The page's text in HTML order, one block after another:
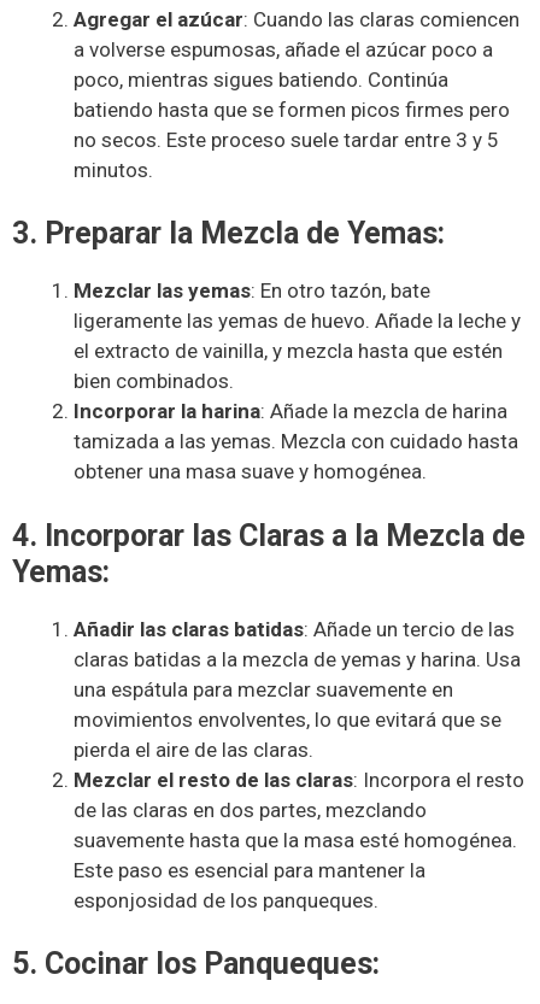
Agregar el azúcar: Cuando las claras comiencen
a volverse espumosas, añade el azúcar poco a
poco, mientras sigues batiendo. Continúa
batiendo hasta que se formen picos firmes pero
no secos. Este proceso suele tardar entre 3 y 5
minutos.
3. Preparar la Mezcla de Yemas:
Mezclar las yemas: En otro tazón, bate
ligeramente las yemas de huevo. Añade la leche y
el extracto de vainilla, y mezcla hasta que estén
bien combinados.
Incorporar la harina: Añade la mezcla de harina
tamizada a las yemas. Mezcla con cuidado hasta
obtener una masa suave y homogénea.
4. Incorporar las Claras a la Mezcla de
Yemas:
Añadir las claras batidas: Añade un tercio de las
claras batidas a la mezcla de yemas y harina. Usa
una espátula para mezclar suavemente en
movimientos envolventes, lo que evitará que se
pierda el aire de las claras.
Mezclar el resto de las claras: Incorpora el resto
de las claras en dos partes, mezclando
suavemente hasta que la masa esté homogénea.
Este paso es esencial para mantener la
esponjosidad de los panqueques.
5. Cocinar los Panqueques: